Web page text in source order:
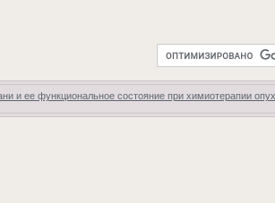
и ее функциональное состояние при химиотерапии